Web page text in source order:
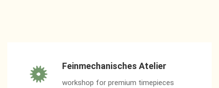
Feinmechanisches Atelier
workshop for premium timepieces